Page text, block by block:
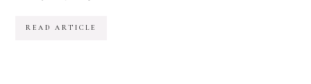
READ ARTICLE